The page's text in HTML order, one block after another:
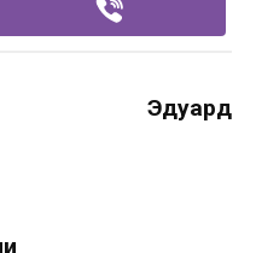
Эдуард